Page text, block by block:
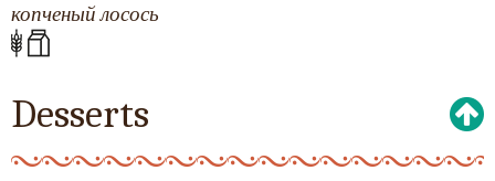
копченый лосось
Desserts